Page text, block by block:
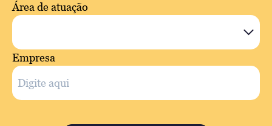
Área de atuação
Empresa